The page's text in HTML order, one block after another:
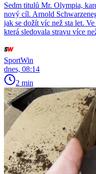
Sedm titulů Mr. Olympia,
nový cíl. Arnold
jak se dožít víc než sta let.
která sledovala stravu více
SportWin
dnes, 08:14
2 min